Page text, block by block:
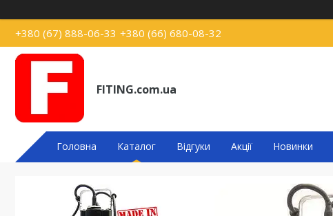
+380 (67) 888-06-33 +380 (66) 680-08-32
FITING.com.ua
Головна Каталог Відгуки Акції Новинки